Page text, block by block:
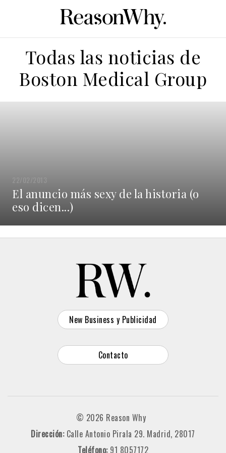
Todas las noticias de
Boston Medical Group
El anuncio más sexy de la historia (o
eso dicen...)
New Business y Publicidad
Contacto
© 2026 Reason Why
Dirección: Calle Antonio Pirala 29. Madrid, 28017
Teléfono: 91 8057172